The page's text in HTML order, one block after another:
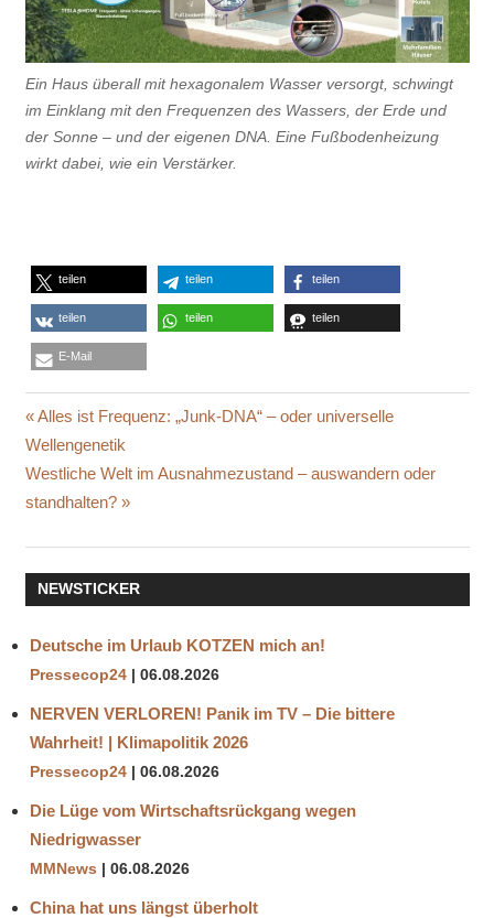
Ein Haus überall mit hexagonalem Wasser versorgt, schwingt
im Einklang mit den Frequenzen des Wassers, der Erde und
der Sonne – und der eigenen DNA. Eine Fußbodenheizung
wirkt dabei, wie ein Verstärker.
teilen teilen teilen
teilen teilen teilen
E-Mail
CRICKET
HAUSGRILLE
INSEKTEN
PESTIZIDE
PROTEIN
Beitragsnavigation
Vorheriger
Beitrag:
Alles ist Frequenz: „Junk-DNA“ – oder universelle
Wellengenetik
Nächster
Beitrag:
Westliche Welt im Ausnahmezustand – auswandern oder
standhalten?
NEWSTICKER
Deutsche im Urlaub KOTZEN mich an!
Pressecop24 06.08.2026
NERVEN VERLOREN! Panik im TV – Die bittere
Wahrheit! | Klimapolitik 2026
Pressecop24 06.08.2026
Die Lüge vom Wirtschaftsrückgang wegen
Niedrigwasser
MMNews 06.08.2026
China hat uns längst überholt